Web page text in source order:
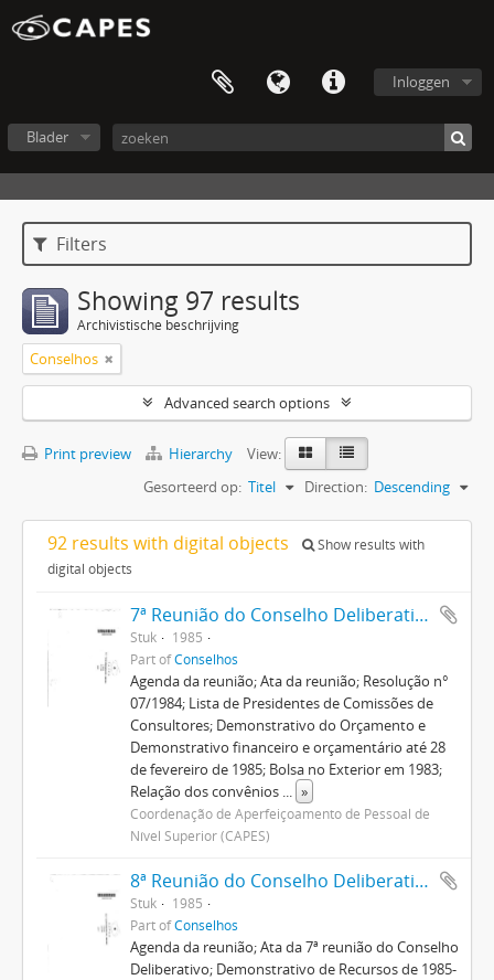
Inloggen
Blader
Filters
Showing 97 results
Archivistische beschrijving
Conselhos
Advanced search options
Print preview Hierarchy
View:
Gesorteerd op: Titel Direction: Descending
92 results with digital objects
Show results with
digital objects
7ª Reunião do Conselho Deliberativo
Stuk
1985
Part ofConselhos
Agenda da reunião; Ata da reunião; Resolução n°
07/1984; Lista de Presidentes de Comissões de
Consultores; Demonstrativo do Orçamento e
Demonstrativo financeiro e orçamentário até 28
de fevereiro de 1985; Bolsa no Exterior em 1983;
Relação dos convênios ... »
Coordenação de Aperfeiçoamento de Pessoal de
Nível Superior (CAPES)
8ª Reunião do Conselho Deliberativo
Stuk
1985
Part ofConselhos
Agenda da reunião; Ata da 7ª reunião do Conselho
Deliberativo; Demonstrativo de Recursos de 1985-